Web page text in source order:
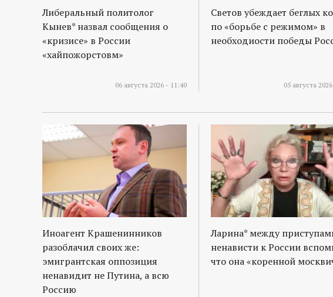
Либеральный политолог
Кынев* назвал сообщения о
«кризисе» в России
«хайпожорстовм»
06 августа 2026 - 11:40
Светов убеждает беглых
по «борьбе с режимом» в
необходиости победы
05 августа
Иноагент Крашенинников
разоблачил своих же:
эмигрантская оппозиция
ненавидит не Путина, а всю
Россию
Ларина* между
ненависти к России
что она «коренной